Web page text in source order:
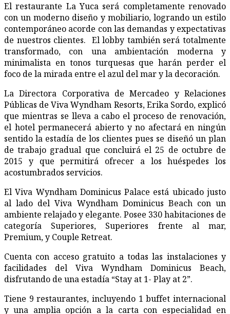
El restaurante La Yuca será completamente renovado
con un moderno diseño y mobiliario, logrando un estilo
contemporáneo acorde con las demandas y expectativas
de nuestros clientes. El lobby también será totalmente
transformado, con una ambientación moderna y
minimalista en tonos turquesas que harán perder el
foco de la mirada entre el azul del mar y la decoración.
La Directora Corporativa de Mercadeo y Relaciones
Públicas de Viva Wyndham Resorts, Erika Sordo, explicó
que mientras se lleva a cabo el proceso de renovación,
el hotel permanecerá abierto y no afectará en ningún
sentido la estadía de los clientes pues se diseñó un plan
de trabajo gradual que concluirá el 25 de octubre de
2015 y que permitirá ofrecer a los huéspedes los
acostumbrados servicios.
El Viva Wyndham Dominicus Palace está ubicado justo
al lado del Viva Wyndham Dominicus Beach con un
ambiente relajado y elegante. Posee 330 habitaciones de
categoría Superiores, Superiores frente al mar,
Premium, y Couple Retreat.
Cuenta con acceso gratuito a todas las instalaciones y
facilidades del Viva Wyndham Dominicus Beach,
disfrutando de una estadía “Stay at 1- Play at 2”.
Tiene 9 restaurantes, incluyendo 1 buffet internacional
y una amplia opción a la carta con especialidad en